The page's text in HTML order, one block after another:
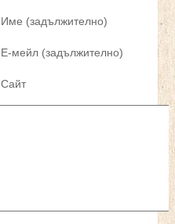
Име (задължително)
Е-мейл (задължително)
Сайт